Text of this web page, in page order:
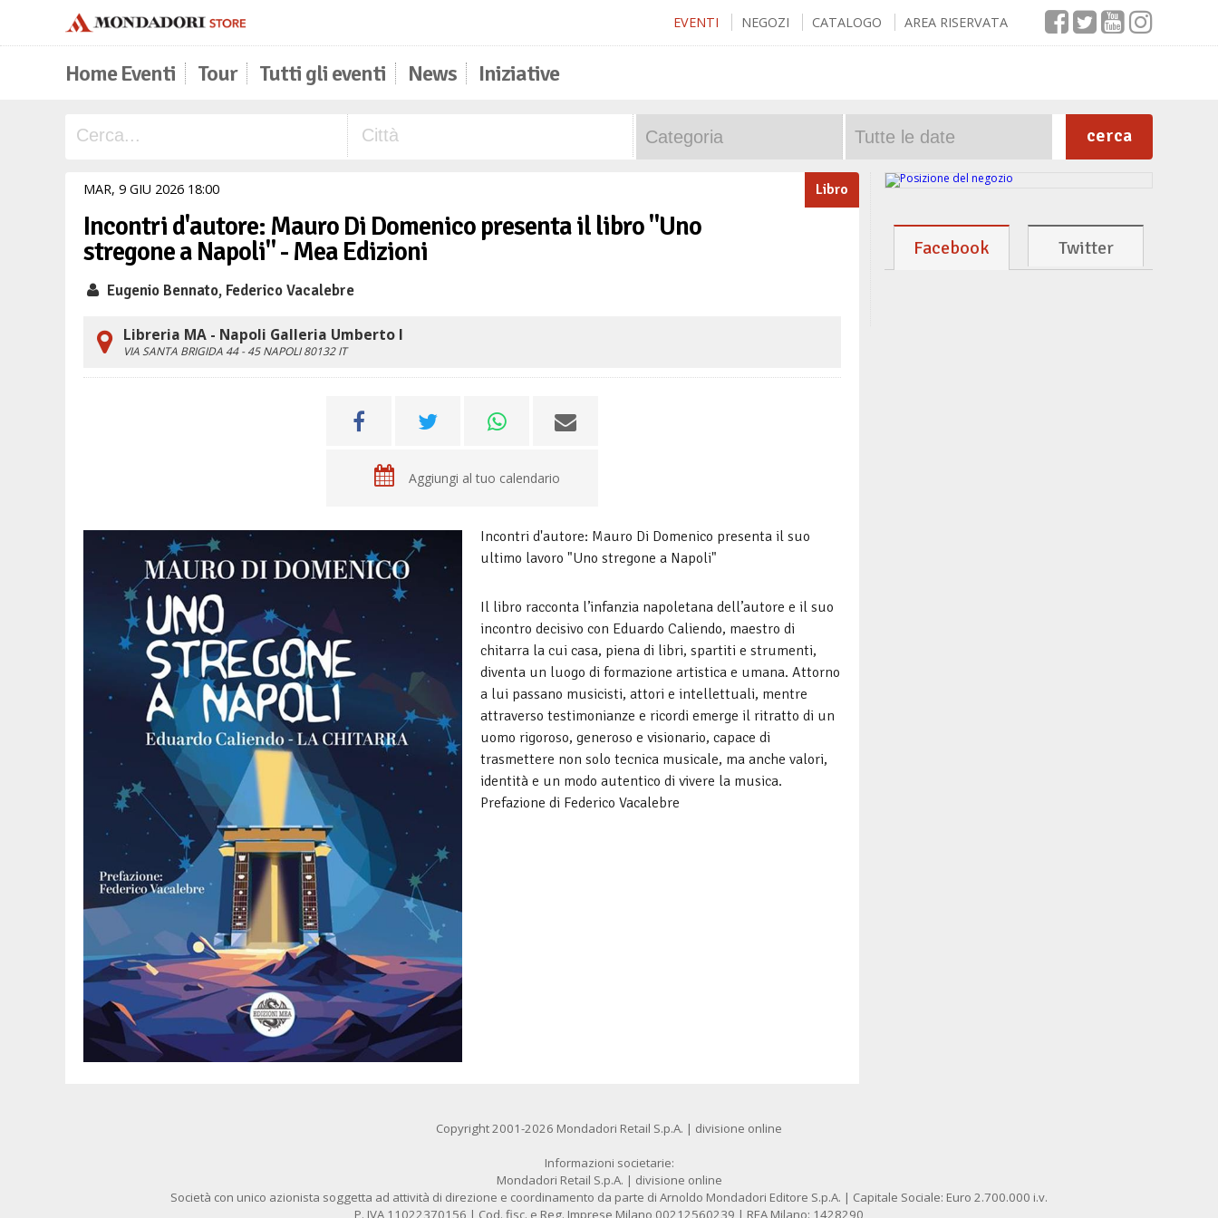
EVENTI NEGOZI CATALOGO AREA RISERVATA
Home Eventi Tour Tutti gli eventi News Iniziative
cerca
Libro
MAR, 9 GIU 2026 1800
Incontri d'autore: Mauro Di Domenico presenta il libro "Uno
stregone a Napoli" - Mea Edizioni
Eugenio Bennato, Federico Vacalebre
Libreria MA - Napoli Galleria Umberto I
VIA SANTA BRIGIDA 44 - 45NAPOLI 80132 IT
Aggiungi al tuo calendario
Incontri d'autore: Mauro Di Domenico presenta il suo
ultimo lavoro "Uno stregone a Napoli"
Il libro racconta l’infanzia napoletana dell’autore e il suo
incontro decisivo con Eduardo Caliendo, maestro di
chitarra la cui casa, piena di libri, spartiti e strumenti,
diventa un luogo di formazione artistica e umana. Attorno
a lui passano musicisti, attori e intellettuali, mentre
attraverso testimonianze e ricordi emerge il ritratto di un
uomo rigoroso, generoso e visionario, capace di
trasmettere non solo tecnica musicale, ma anche valori,
identità e un modo autentico di vivere la musica.
Prefazione di Federico Vacalebre
Facebook Twitter
Copyright 2001-2026 Mondadori Retail S.p.A. | divisione online
Informazioni societarie:
Mondadori Retail S.p.A. | divisione online
Società con unico azionista soggetta ad attività di direzione e coordinamento da parte di Arnoldo Mondadori Editore S.p.A. | Capitale Sociale: Euro 2.700.000 i.v.
P. IVA 11022370156 | Cod. fisc. e Reg. Imprese Milano 00212560239 | REA Milano: 1428290